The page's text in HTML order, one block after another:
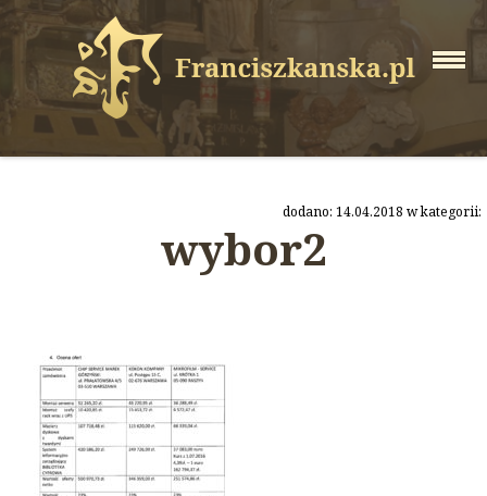
dodano: 14.04.2018 w kategorii:
wybor2